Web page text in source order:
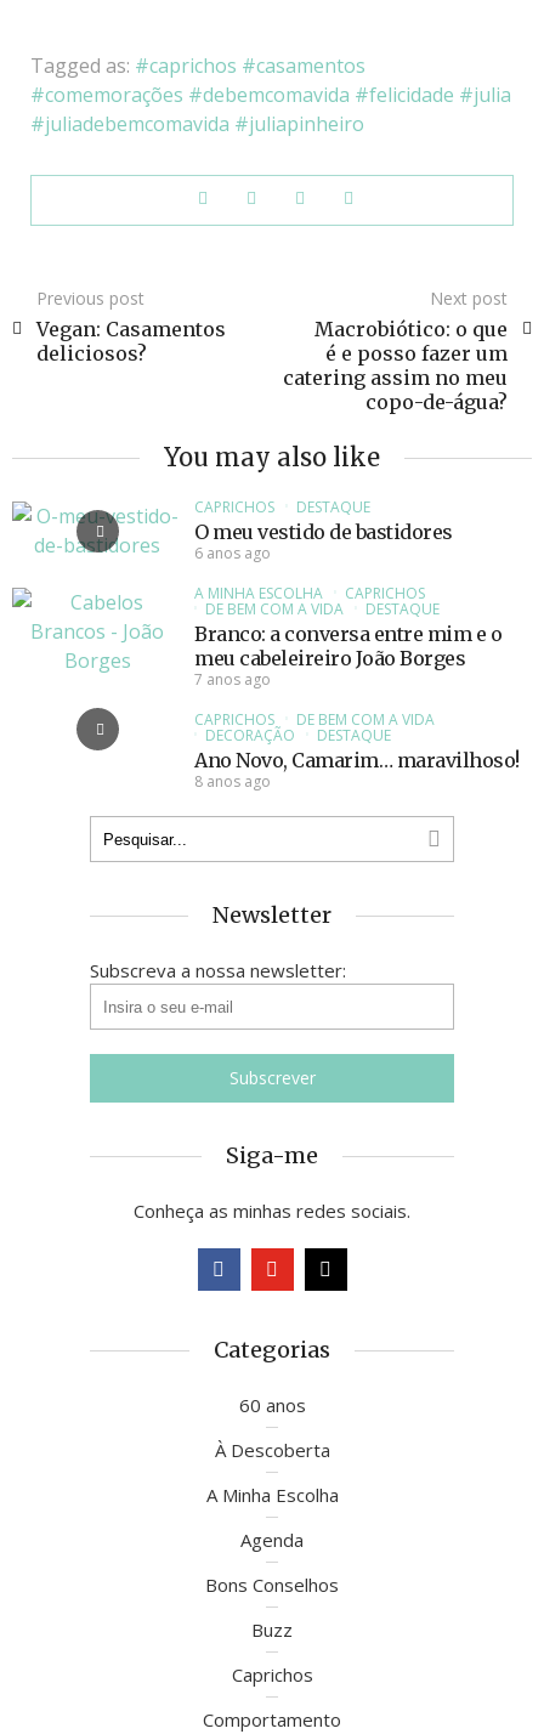
Tagged as: caprichos
casamentos
comemorações
debemcomavida felicidade
julia
juliadebemcomavida
juliapinheiro
Previous post
Vegan: Casamentos
deliciosos?
Next post
Macrobiótico: o que
é e posso fazer um
catering assim no meu
copo-de-água?
You may also like
CAPRICHOS DESTAQUE
O meu vestido de bastidores
6 anos ago
A MINHA ESCOLHA
CAPRICHOS
DE BEM COM A VIDA DESTAQUE
Branco: a conversa entre mim e o
meu cabeleireiro João Borges
7 anos ago
CAPRICHOS
DE BEM COM A VIDA
DECORAÇÃO DESTAQUE
Ano Novo, Camarim… maravilhoso!
8 anos ago
Newsletter
Subscreva a nossa newsletter:
Siga-me
Conheça as minhas redes sociais.
Categorias
60 anos
À Descoberta
A Minha Escolha
Agenda
Bons Conselhos
Buzz
Caprichos
Comportamento